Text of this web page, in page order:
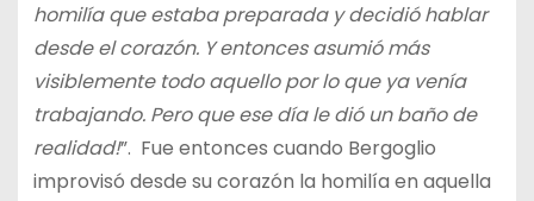
homilía que estaba preparada y decidió hablar
desde el corazón. Y entonces asumió más
visiblemente todo aquello por lo que ya venía
trabajando. Pero que ese día le dió un baño de
realidad!”. Fue entonces cuando Bergoglio
improvisó desde su corazón la homilía en aquella